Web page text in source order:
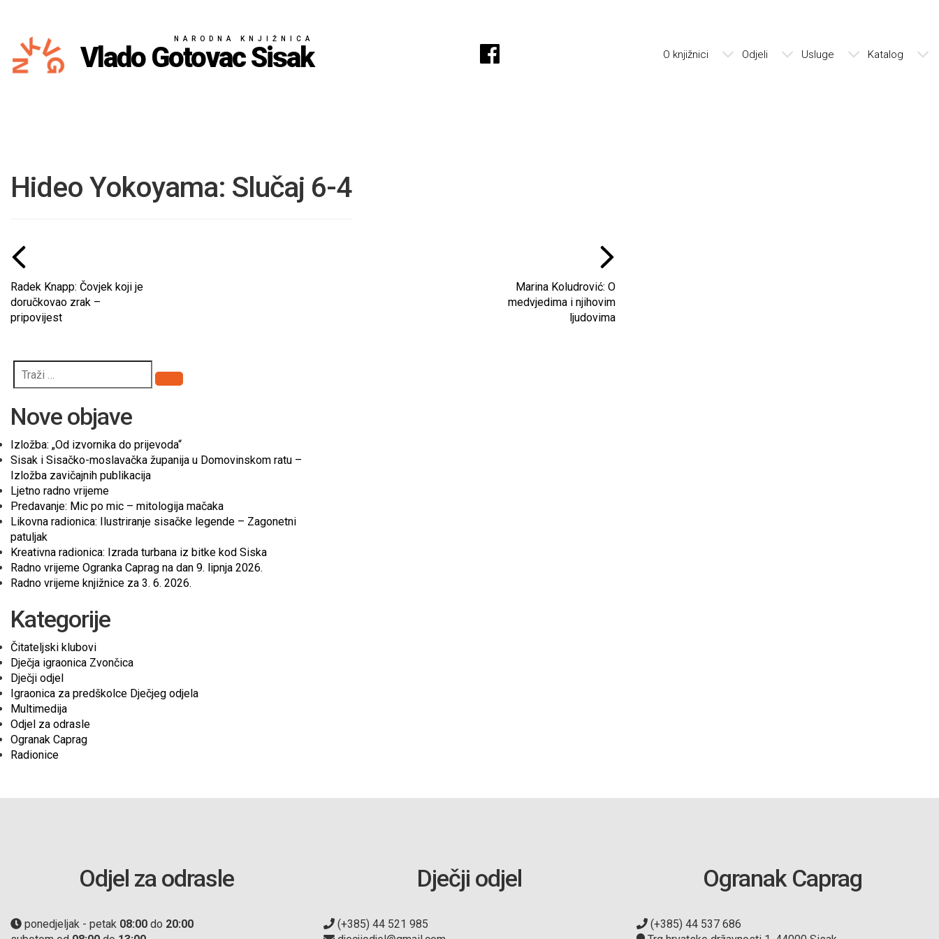
NARODNA KNJIŽNICA
Vlado Gotovac Sisak O knjižnici Odjeli Usluge Katalog
Hideo Yokoyama: Slučaj 6-4
Radek Knapp: Čovjek koji je
doručkovao zrak –
pripovijest
Marina Koludrović: O
medvjedima i njihovim
ljudovima
Pretraži
Nove objave
Izložba: „Od izvornika do prijevoda“
Sisak i Sisačko-moslavačka županija u Domovinskom ratu –
Izložba zavičajnih publikacija
Ljetno radno vrijeme
Predavanje: Mic po mic – mitologija mačaka
Likovna radionica: Ilustriranje sisačke legende – Zagonetni
patuljak
Kreativna radionica: Izrada turbana iz bitke kod Siska
Radno vrijeme Ogranka Caprag na dan 9. lipnja 2026.
Radno vrijeme knjižnice za 3. 6. 2026.
Kategorije
Čitateljski klubovi
Dječja igraonica Zvončica
Dječji odjel
Igraonica za predškolce Dječjeg odjela
Multimedija
Odjel za odrasle
Ogranak Caprag
Radionice
Odjel za odrasle
ponedjeljak - petak 08:00 do 20:00
Dječji odjel
(+385) 44 521 985
Ogranak Caprag
(+385) 44 537 686